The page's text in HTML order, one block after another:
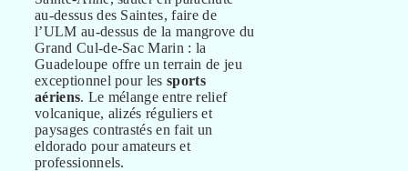
au-dessus des Saintes, faire de
l’ULM au-dessus de la mangrove du
Grand Cul-de-Sac Marin : la
Guadeloupe offre un terrain de jeu
exceptionnel pour lessports
aériens. Le mélange entre relief
volcanique, alizés réguliers et
paysages contrastés en fait un
eldorado pour amateurs et
professionnels.